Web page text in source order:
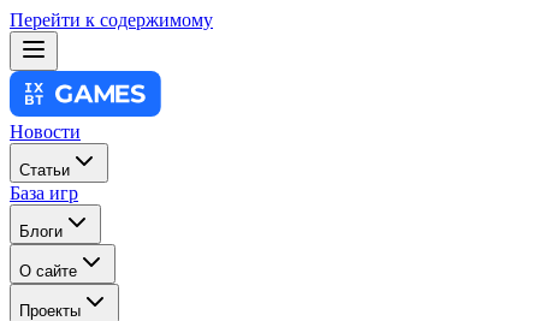
Перейти к содержимому
Новости
Статьи
База игр
Блоги
О сайте
Проекты